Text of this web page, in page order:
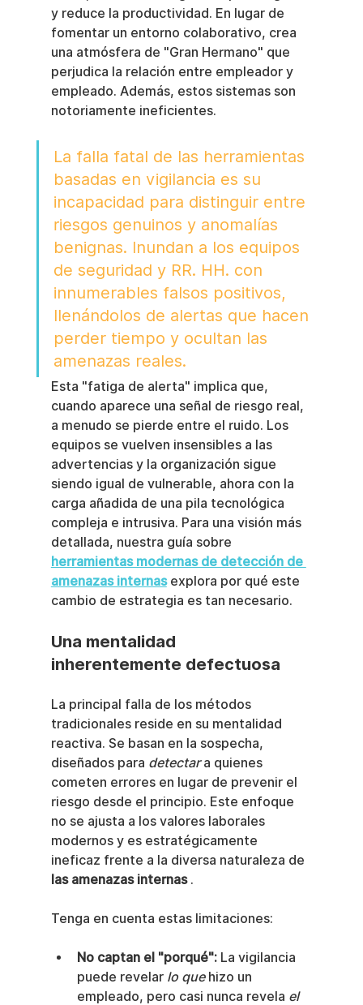
y reduce la productividad. En lugar de
fomentar un entorno colaborativo, crea
una atmósfera de "Gran Hermano" que
perjudica la relación entre empleador y
empleado. Además, estos sistemas son
notoriamente ineficientes.
La falla fatal de las herramientas
basadas en vigilancia es su
incapacidad para distinguir entre
riesgos genuinos y anomalías
benignas. Inundan a los equipos
de seguridad y RR. HH. con
innumerables falsos positivos,
llenándolos de alertas que hacen
perder tiempo y ocultan las
amenazas reales.
Esta "fatiga de alerta" implica que,
cuando aparece una señal de riesgo real,
a menudo se pierde entre el ruido. Los
equipos se vuelven insensibles a las
advertencias y la organización sigue
siendo igual de vulnerable, ahora con la
carga añadida de una pila tecnológica
compleja e intrusiva. Para una visión más
detallada, nuestra guía sobre
herramientas modernas de detección de
amenazas internas explora por qué este
cambio de estrategia es tan necesario.
Una mentalidad
inherentemente defectuosa
La principal falla de los métodos
tradicionales reside en su mentalidad
reactiva. Se basan en la sospecha,
diseñados para detectar a quienes
cometen errores en lugar de prevenir el
riesgo desde el principio. Este enfoque
no se ajusta a los valores laborales
modernos y es estratégicamente
ineficaz frente a la diversa naturaleza de
las amenazas internas .
Tenga en cuenta estas limitaciones:
No captan el "porqué": La vigilancia
puede revelar lo que hizo un
empleado, pero casi nunca revela el